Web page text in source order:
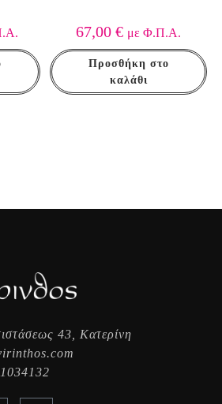
67,00€ με Φ.Π.Α.
Προσθήκη στο
καλάθι
43, Κατερίνη